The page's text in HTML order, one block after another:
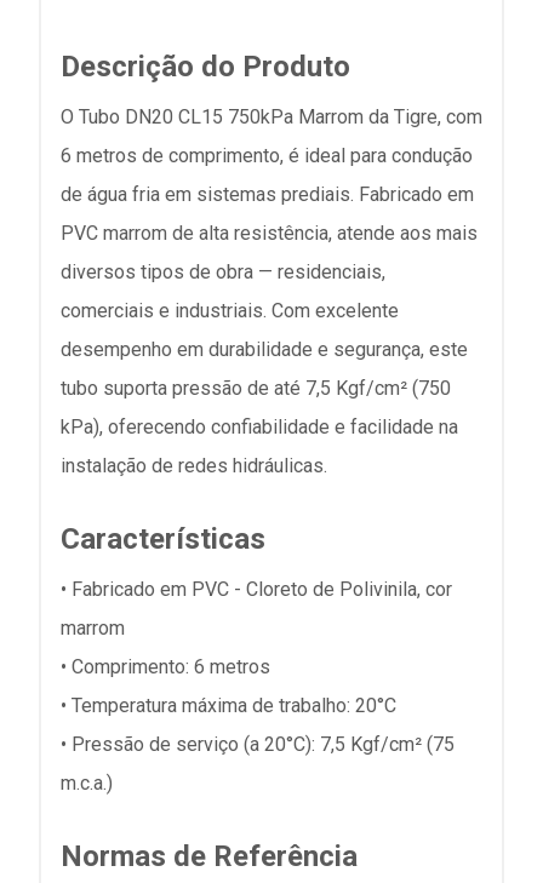
Descrição do Produto
O Tubo DN20 CL15 750kPa Marrom da Tigre, com
6 metros de comprimento, é ideal para condução
de água fria em sistemas prediais. Fabricado em
PVC marrom de alta resistência, atende aos mais
diversos tipos de obra — residenciais,
comerciais e industriais. Com excelente
desempenho em durabilidade e segurança, este
tubo suporta pressão de até 7,5 Kgf/cm² (750
kPa), oferecendo confiabilidade e facilidade na
instalação de redes hidráulicas.
Características
• Fabricado em PVC - Cloreto de Polivinila, cor
marrom
• Comprimento: 6 metros
• Temperatura máxima de trabalho: 20°C
• Pressão de serviço (a 20°C): 7,5 Kgf/cm² (75
m.c.a.)
Normas de Referência